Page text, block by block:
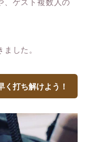
、ゲスト複数人の
した。
く打ち解けよう！